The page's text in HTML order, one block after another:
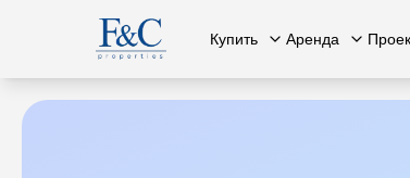
Купить Аренда